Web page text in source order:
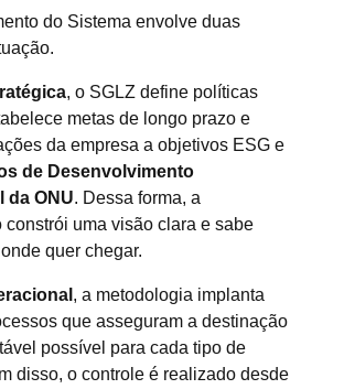
do Sistema envolve duas
, o SGLZ define políticas
metas de longo prazo e
da empresa a objetivos ESG e
de Desenvolvimento
da ONU. Dessa forma, a
constrói uma visão clara e sabe
quer chegar.
, a metodologia implanta
que asseguram a destinação
possível para cada tipo de
disso, o controle é realizado desde